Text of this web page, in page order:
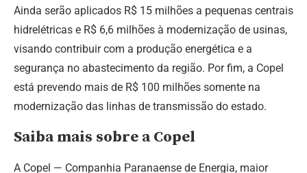
Ainda serão aplicados R$ 15 milhões a pequenas centrais
hidrelétricas e R$ 6,6 milhões à modernização de usinas,
visando contribuir com a produção energética e a
segurança no abastecimento da região. Por fim, a Copel
está prevendo mais de R$ 100 milhões somente na
modernização das linhas de transmissão do estado.
Saiba mais sobre a Copel
A Copel — Companhia Paranaense de Energia, maior